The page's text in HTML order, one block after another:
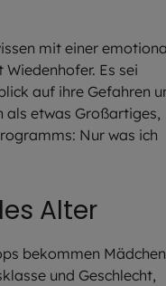
mit einer
Es sei
auf ihre Gefahren
als etwas Großartiges,
Nur was ich
Alter
bekommen Mädchen
und Geschlecht,